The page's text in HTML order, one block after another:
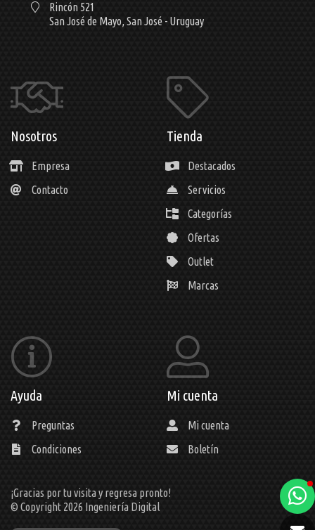
Rincón 521
San José de Mayo,San José - Uruguay
Nosotros
Empresa
Contacto
Tienda
Destacados
Servicios
Categorías
Ofertas
Outlet
Marcas
Ayuda
Preguntas
Condiciones
Mi cuenta
Mi cuenta
Boletín
¡Gracias por tu visita y regresa pronto!
© Copyright 2026 Ingeniería Digital